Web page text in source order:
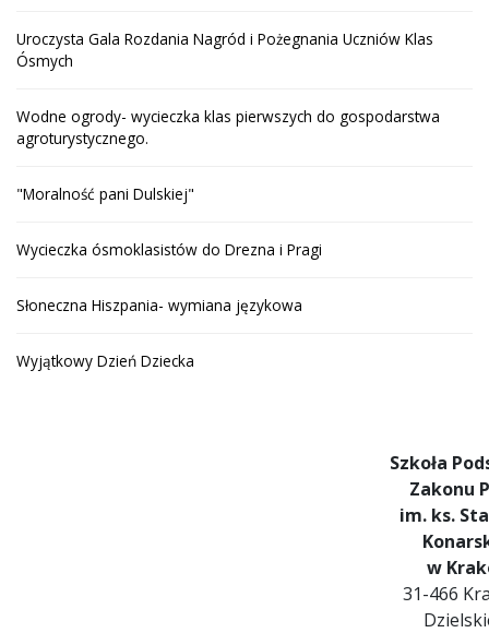
Uroczysta Gala Rozdania Nagród i Pożegnania Uczniów Klas
Ósmych
Wodne ogrody- wycieczka klas pierwszych do gospodarstwa
agroturystycznego.
"Moralność pani Dulskiej"
Wycieczka ósmoklasistów do Drezna i Pragi
Słoneczna Hiszpania- wymiana językowa
Wyjątkowy Dzień Dziecka
Szkoła
Zakonu
im. ks.
w
31-466